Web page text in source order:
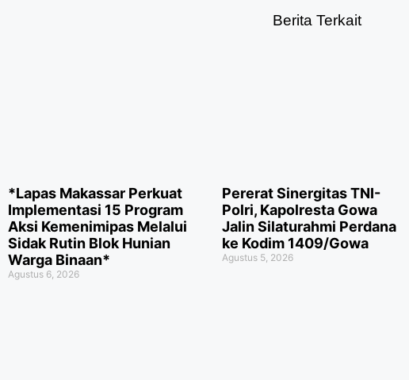
Berita Terkait
*Lapas Makassar Perkuat
Implementasi 15 Program
Aksi Kemenimipas Melalui
Sidak Rutin Blok Hunian
Warga Binaan*
Agustus 6, 2026
Pererat Sinergitas TNI-
Polri, Kapolresta Gowa
Jalin Silaturahmi Perdana
ke Kodim 1409/Gowa
Agustus 5, 2026